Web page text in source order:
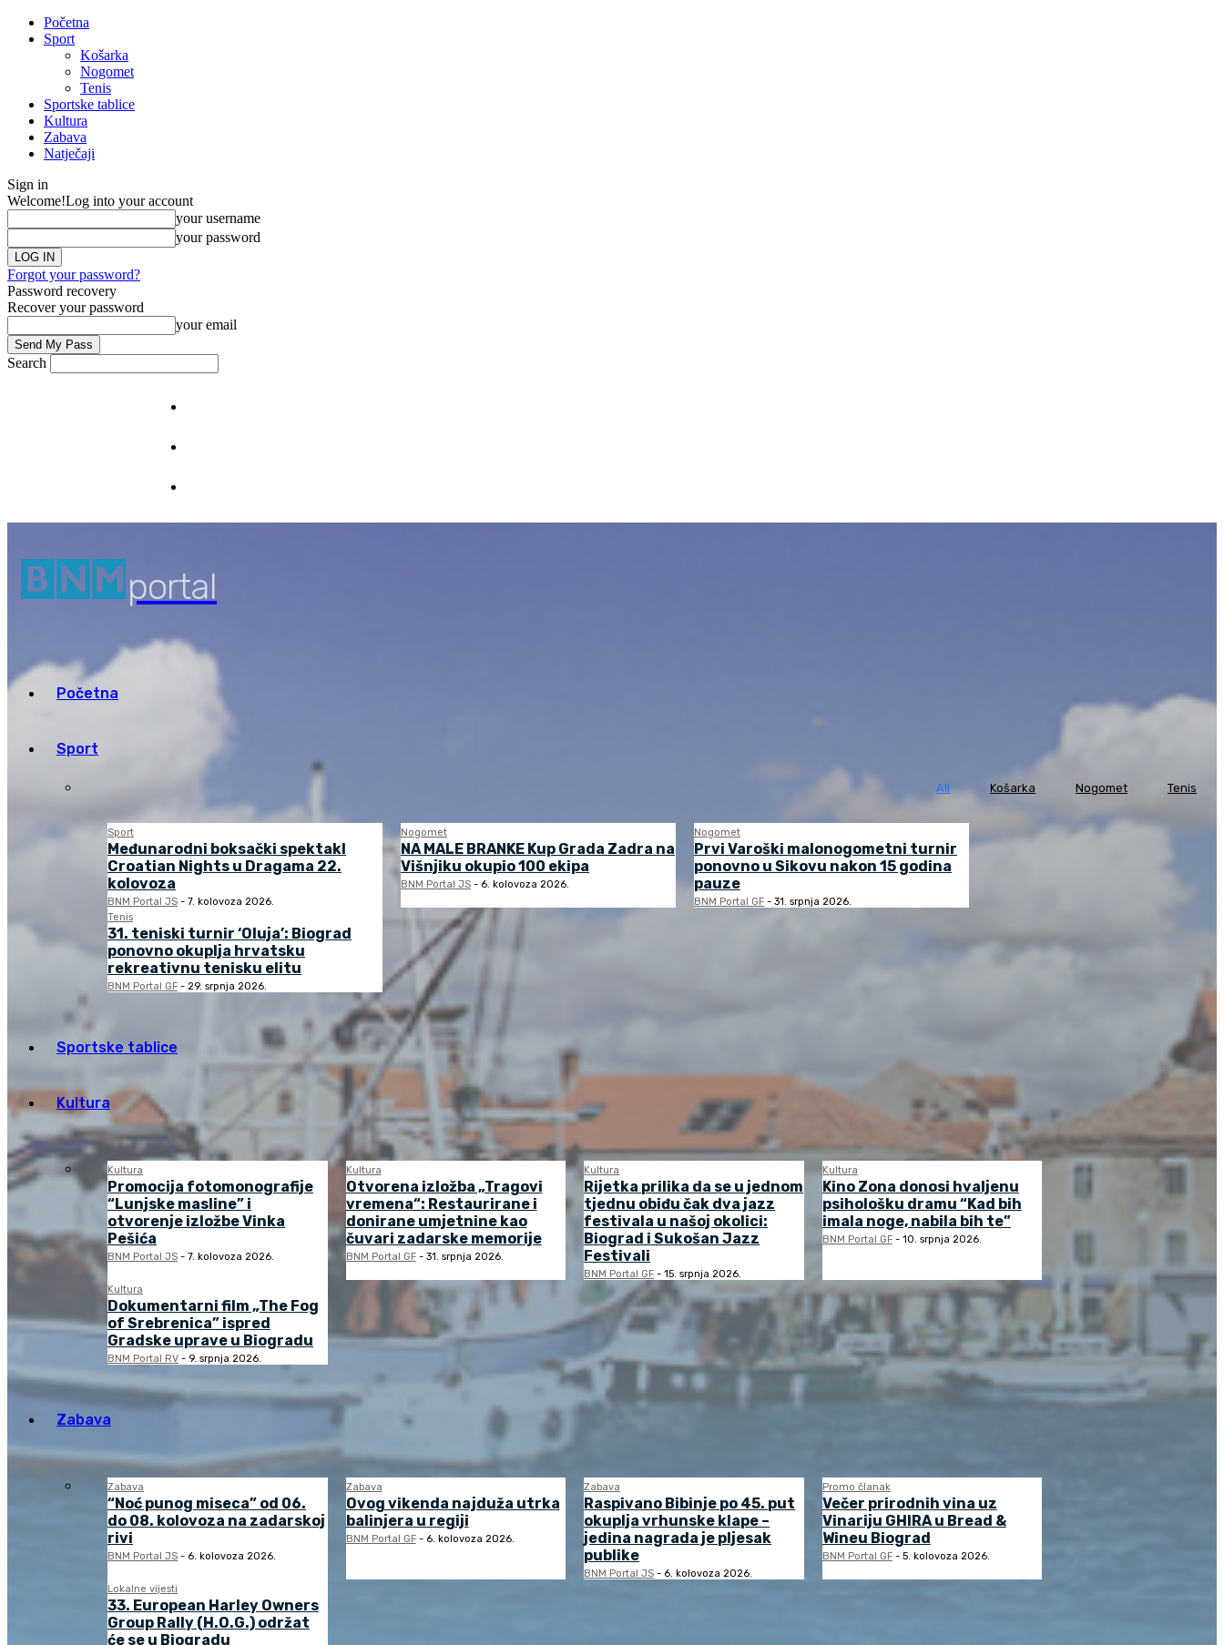
Početna
Sport
Košarka
Nogomet
Tenis
Sportske tablice
Kultura
Zabava
Natječaji
Sign in
Welcome!Log into your account
your username
your password
Forgot your password?
Password recovery
Recover your password
your email
Search
portal
Početna
Sport
All Košarka Nogomet Tenis
Sport
Međunarodni boksački spektakl
Croatian Nights u Dragama 22.
kolovoza
BNM Portal JS - 7. kolovoza 2026.
Nogomet
NA MALE BRANKE Kup Grada Zadra na
Višnjiku okupio 100 ekipa
BNM Portal JS - 6. kolovoza 2026.
Nogomet
Prvi Varoški malonogometni turnir
ponovno u Sikovu nakon 15 godina
pauze
BNM Portal GF - 31. srpnja 2026.
Tenis
31. teniski turnir ‘Oluja’: Biograd
ponovno okuplja hrvatsku
rekreativnu tenisku elitu
BNM Portal GF - 29. srpnja 2026.
Sportske tablice
Kultura
Kultura
Promocija fotomonografije
“Lunjske masline” i
otvorenje izložbe Vinka
Pešića
BNM Portal JS - 7. kolovoza 2026.
Kultura
Otvorena izložba „Tragovi
vremena“: Restaurirane i
donirane umjetnine kao
čuvari zadarske memorije
BNM Portal GF - 31. srpnja 2026.
Kultura
Rijetka prilika da se u jednom
tjednu obiđu čak dva jazz
festivala u našoj okolici:
Biograd i Sukošan Jazz
Festivali
BNM Portal GF - 15. srpnja 2026.
Kultura
Kino Zona donosi hvaljenu
psihološku dramu “Kad bih
imala noge, nabila bih te”
BNM Portal GF - 10. srpnja 2026.
Kultura
Dokumentarni film „The Fog
of Srebrenica” ispred
Gradske uprave u Biogradu
BNM Portal RV - 9. srpnja 2026.
Zabava
Zabava
“Noć punog miseca” od 06.
do 08. kolovoza na zadarskoj
rivi
BNM Portal JS - 6. kolovoza 2026.
Zabava
Ovog vikenda najduža utrka
balinjera u regiji
BNM Portal GF - 6. kolovoza 2026.
Zabava
Raspivano Bibinje po 45. put
okuplja vrhunske klape –
jedina nagrada je pljesak
publike
BNM Portal JS - 6. kolovoza 2026.
Promo članak
Večer prirodnih vina uz
Vinariju GHIRA u Bread &
Wineu Biograd
BNM Portal GF - 5. kolovoza 2026.
Lokalne vijesti
33. European Harley Owners
Group Rally (H.O.G.) održat
će se u Biogradu